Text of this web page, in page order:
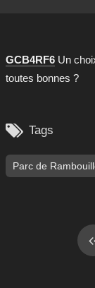
GCB4RF6 Un
toutes bonnes ?
 Tags
Parc de